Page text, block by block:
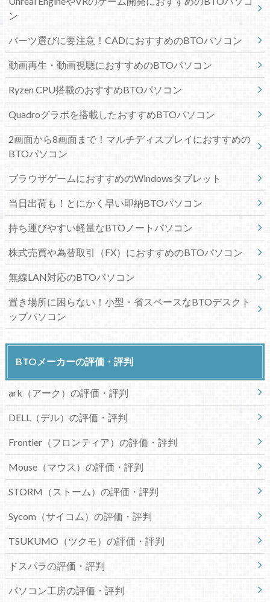
ン
パーツ選びに要注意！CADにおすすめのBTOパソコン
動画再生・動画視聴におすすめのBTOパソコン
Ryzen CPU搭載のおすすめBTOパソコン
Quadroグラボを搭載したおすすめBTOパソコン
2画面から8画面まで！マルチディスプレイにおすすめの
BTOパソコン
ブラウザゲームにおすすめのWindowsタブレット
当日出荷も！とにかく早い即納BTOパソコン
持ち運びやすい軽量なBTOノートパソコン
株式売買や為替取引（FX）におすすめのBTOパソコン
無線LAN対応のBTOパソコン
置き場所に困らない！小型・省スペースなBTOデスクト
ップパソコン
BTOメーカーの評価・評判
ark（アーク）の評価・評判
DELL（デル）の評価・評判
Frontier（フロンティア）の評価・評判
Mouse（マウス）の評価・評判
STORM（ストーム）の評価・評判
Sycom（サイコム）の評価・評判
TSUKUMO（ツクモ）の評価・評判
ドスパラの評価・評判
パソコン工房の評価・評判